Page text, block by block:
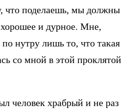
что поделаешь, мы должны
хорошее и дурное. Мне,
нутру лишь то, что такая
со мной в этой проклятой
человек храбрый и не раз